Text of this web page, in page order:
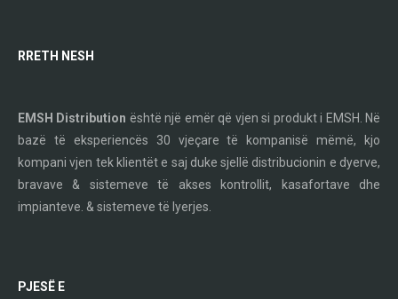
RRETH NESH
EMSH Distribution është një emër që vjen si produkt i EMSH. Në
bazë të eksperiencës 30 vjeçare të kompanisë mëmë, kjo
kompani vjen tek klientët e saj duke sjellë distribucionin e dyerve,
bravave & sistemeve të akses kontrollit, kasafortave dhe
impianteve. & sistemeve të lyerjes.
PJESË E